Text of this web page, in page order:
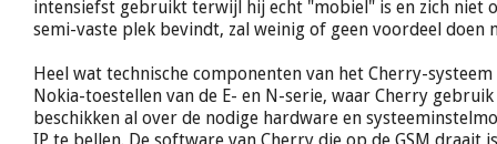
intensiefst gebruikt terwijl hij echt "mobiel" is en zich niet
semi-vaste plek bevindt, zal weinig of geen voordeel doen
Heel wat technische componenten van het Cherry-
Nokia-toestellen van de E- en N-serie, waar Cherry
beschikken al over de nodige hardware en